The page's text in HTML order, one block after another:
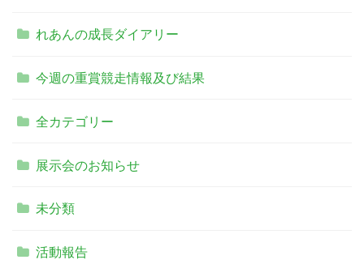
れあんの成長ダイアリー
今週の重賞競走情報及び結果
全カテゴリー
展示会のお知らせ
未分類
活動報告